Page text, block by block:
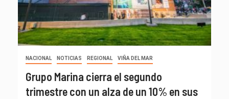
NACIONAL NOTICIAS REGIONAL VIÑA DEL MAR
Grupo Marina cierra el segundo
trimestre con un alza de un 10% en sus